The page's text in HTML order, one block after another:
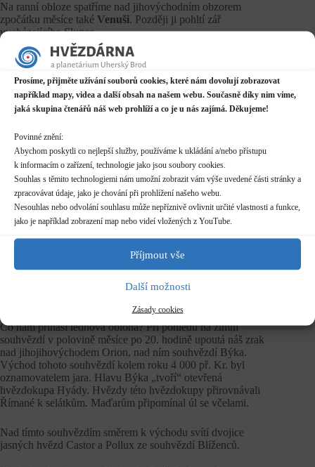
Prosíme, přijměte užívání souborů cookies, které nám dovolují zobrazovat
například mapy, videa a další obsah na našem webu. Současně díky nim víme,
jaká skupina čtenářů náš web prohlíží a co je u nás zajímá. Děkujeme!
Povinné znění:
Abychom poskytli co nejlepší služby, používáme k ukládání a/nebo přístupu
k informacím o zařízení, technologie jako jsou soubory cookies.
Souhlas s těmito technologiemi nám umožní zobrazit vám výše uvedené části stránky a
zpracovávat údaje, jako je chování při prohlížení našeho webu.
Nesouhlas nebo odvolání souhlasu může nepříznivě ovlivnit určité vlastnosti a funkce,
jako je například zobrazení map nebo videí vložených z YouTube.
Příjmout vše
Další možnosti
Zásady cookies
Na ranní obloze spatříme nad jihovýchodním obzorem
zpočátku měsíce také Venuši. Později ji pohltí zář
vycházejícího Slunce.
Na ranní obloze můžeme pozorovat i
východy planety posunují směrem do noci, zlepšují se jeho
pozorovací podmínky. Planetu najdeme v souhvězdí Štíra.
Ze zajímavých úkazů vybíráme
7. lednabude nad jihovýchodním obzorem seskupení Měsíce,
Venuše a Saturnu.
9. lednabude Venuše v těsné konjunkci se Saturnem.
Na přelomu 27. a 28. lednabude Měsíc v konjunkci s
Co nám přináší lednová obloha? Při pohledu na zimní
souhvězdí v polovině měsíce po 20. hodině upoutá náš zrak
nad jihojihovýchodem Orion, nad ním souhvězdí Býka.
Východ tohoto souhvězdí kolem roku 4 000 př. Kr. byl
oznamovatelem jara. Hlavu Býka „tvoří“ otevřená
hvězdokupa Hyády. Hvězdy této hvězdokupy přirovnávali
Římané k selátkům. Maďarům připomínal úl se včelami.
Nad tímto souhvězdím směrem k východu svítí dvojice
jasných hvězd Castor a Pollux ze souhvězdí Blíženců.